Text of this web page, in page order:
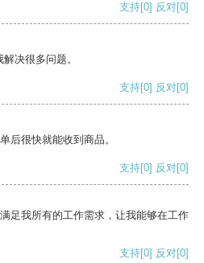
支持[0] 反对[0]
决很多问题。
支持[0] 反对[0]
后很快就能收到商品。
支持[0] 反对[0]
足我所有的工作需求，让我能够在工作
支持[0] 反对[0]